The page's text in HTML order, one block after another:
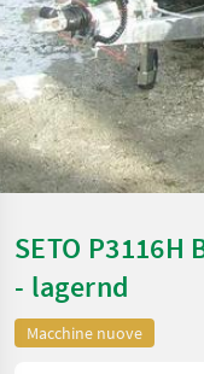
SETO
- lagernd
Macchine nuove